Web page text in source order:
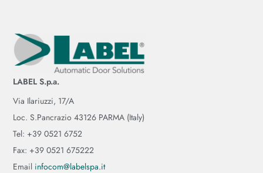
LABEL S.p.a.
Via Ilariuzzi, 17/A
Loc. S.Pancrazio 43126 PARMA (Italy)
Tel: +39 0521 6752
Fax: +39 0521 675222
Email infocom@labelspa.it